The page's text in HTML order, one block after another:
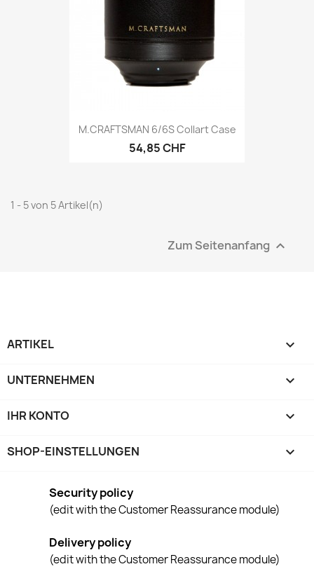
M.CRAFTSMAN 6/6S Collart Case
54,85 CHF
1 - 5 von 5 Artikel(n)
Zum Seitenanfang 
ARTIKEL 
UNTERNEHMEN 
IHR KONTO 
SHOP-EINSTELLUNGEN keyboard_arrow_down
Security policy
(edit with the Customer Reassurance module)
Delivery policy
(edit with the Customer Reassurance module)